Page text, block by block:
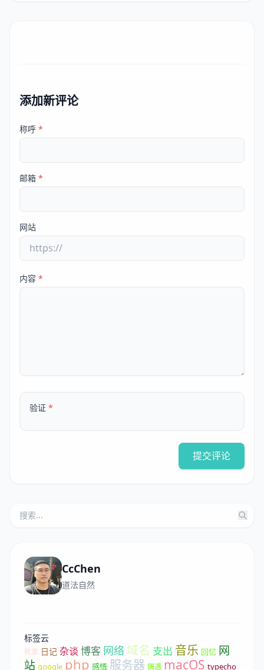
添加新评论
称呼 *
邮箱 *
网站
内容 *
验证 *
提交评论
CcChen
道法自然
标签云
败家 日记 杂谈 博客 网络 域名 支出 音乐 回忆 网
站 google php 感悟 服务器 偶遇 macOS typecho